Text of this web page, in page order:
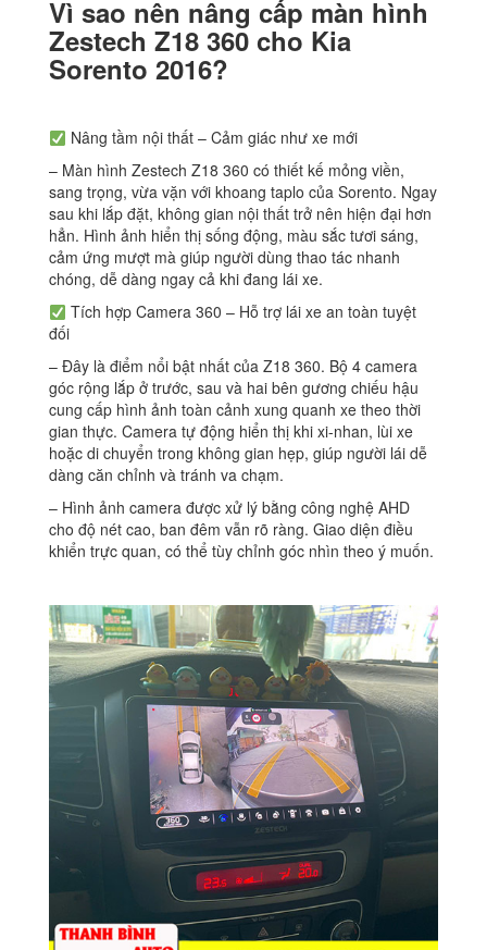
Vì sao nên nâng cấp màn hình
Zestech Z18 360 cho Kia
Sorento 2016?
Nâng tầm nội thất – Cảm giác như xe mới
– Màn hình Zestech Z18 360 có thiết kế mỏng viền,
sang trọng, vừa vặn với khoang taplo của Sorento. Ngay
sau khi lắp đặt, không gian nội thất trở nên hiện đại hơn
hẳn. Hình ảnh hiển thị sống động, màu sắc tươi sáng,
cảm ứng mượt mà giúp người dùng thao tác nhanh
chóng, dễ dàng ngay cả khi đang lái xe.
Tích hợp Camera 360 – Hỗ trợ lái xe an toàn tuyệt
đối
– Đây là điểm nổi bật nhất của Z18 360. Bộ 4 camera
góc rộng lắp ở trước, sau và hai bên gương chiếu hậu
cung cấp hình ảnh toàn cảnh xung quanh xe theo thời
gian thực. Camera tự động hiển thị khi xi-nhan, lùi xe
hoặc di chuyển trong không gian hẹp, giúp người lái dễ
dàng căn chỉnh và tránh va chạm.
– Hình ảnh camera được xử lý bằng công nghệ AHD
cho độ nét cao, ban đêm vẫn rõ ràng. Giao diện điều
khiển trực quan, có thể tùy chỉnh góc nhìn theo ý muốn.